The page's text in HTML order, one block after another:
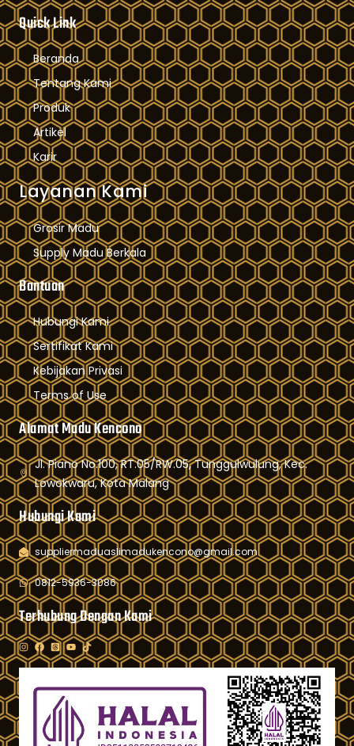
Quick Link
Beranda
Tentang Kami
Produk
Artikel
Karir
Layanan Kami
Grosir Madu
Supply Madu Berkala
Bantuan
Hubungi Kami
Sertifikat Kami
Kebijakan Privasi
Terms of Use
Alamat Madu Kencono
Jl. Piano No.100, RT.05/RW.05, Tunggulwulung, Kec.
Lowokwaru, Kota Malang
Hubungi Kami
suppliermaduaslimadukencono@gmail.com
0812-5936-3086
Terhubung Dengan Kami